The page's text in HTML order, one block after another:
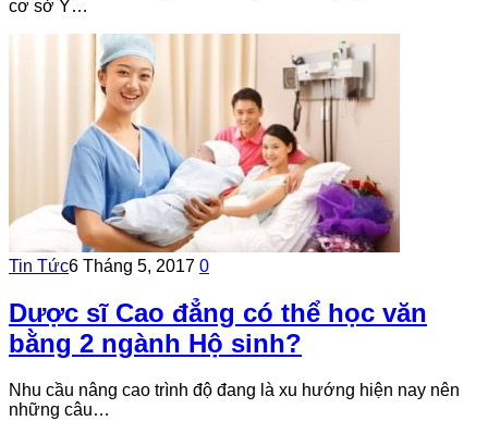
cơ sở Y…
Tin Tức6 Tháng 5, 2017 0
Dược sĩ Cao đẳng có thể học văn
bằng 2 ngành Hộ sinh?
Nhu cầu nâng cao trình độ đang là xu hướng hiện nay nên
những câu…